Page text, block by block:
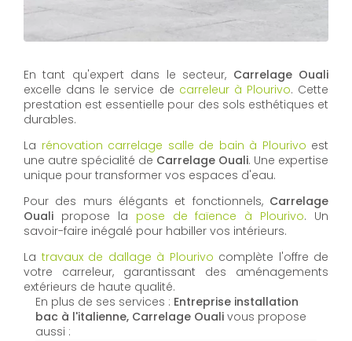
En tant qu'expert dans le secteur, Carrelage Ouali
excelle dans le service de carreleur à Plourivo. Cette
prestation est essentielle pour des sols esthétiques et
durables.
La rénovation carrelage salle de bain à Plourivo est
une autre spécialité de Carrelage Ouali. Une expertise
unique pour transformer vos espaces d'eau.
Pour des murs élégants et fonctionnels, Carrelage
Ouali propose la pose de faïence à Plourivo. Un
savoir-faire inégalé pour habiller vos intérieurs.
La travaux de dallage à Plourivo complète l'offre de
votre carreleur, garantissant des aménagements
extérieurs de haute qualité.
En plus de ses services : Entreprise installation
bac à l'italienne, Carrelage Ouali vous propose
aussi :